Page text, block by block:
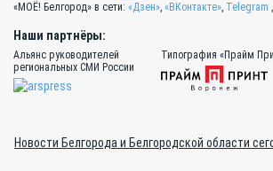
«МОЁ! Белгород» в сети: «Дзен», «ВКонтакте», Telegram ,
Наши партнёры:
Альянс руководителей
региональных СМИ России
Типография «Прайм
Новости Белгорода и Белгородской области